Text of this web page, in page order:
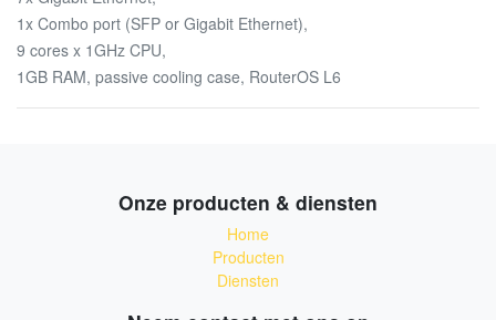
1x Combo port (SFP or Gigabit Ethernet),
9 cores x 1GHz CPU,
1GB RAM, passive cooling case, RouterOS L6
Onze producten & diensten
Home
Producten
Diensten